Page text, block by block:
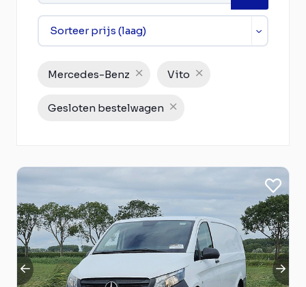
Mercedes-Benz Vito
Gesloten bestelwagen